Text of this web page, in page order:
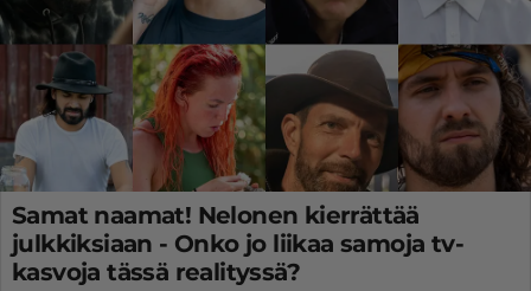
Samat naamat! Nelonen kierrättää
julkkiksiaan - Onko jo liikaa samoja tv-
kasvoja tässä realityssä?